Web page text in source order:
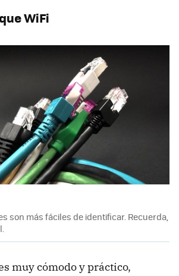
WiFi
son más fáciles de identificar. Recuerda,
muy cómodo y práctico,